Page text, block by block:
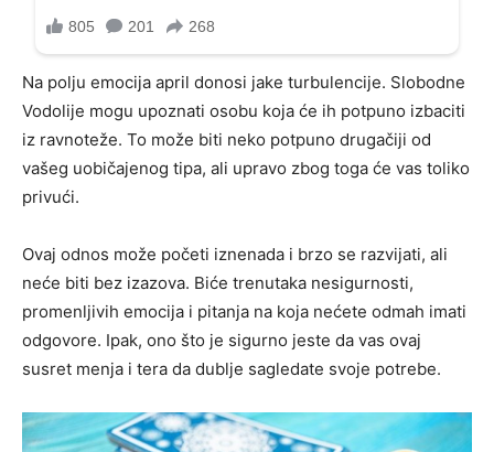
Na polju emocija april donosi jake turbulencije. Slobodne
Vodolije mogu upoznati osobu koja će ih potpuno izbaciti
iz ravnoteže. To može biti neko potpuno drugačiji od
vašeg uobičajenog tipa, ali upravo zbog toga će vas toliko
privući.
Ovaj odnos može početi iznenada i brzo se razvijati, ali
neće biti bez izazova. Biće trenutaka nesigurnosti,
promenljivih emocija i pitanja na koja nećete odmah imati
odgovore. Ipak, ono što je sigurno jeste da vas ovaj
susret menja i tera da dublje sagledate svoje potrebe.